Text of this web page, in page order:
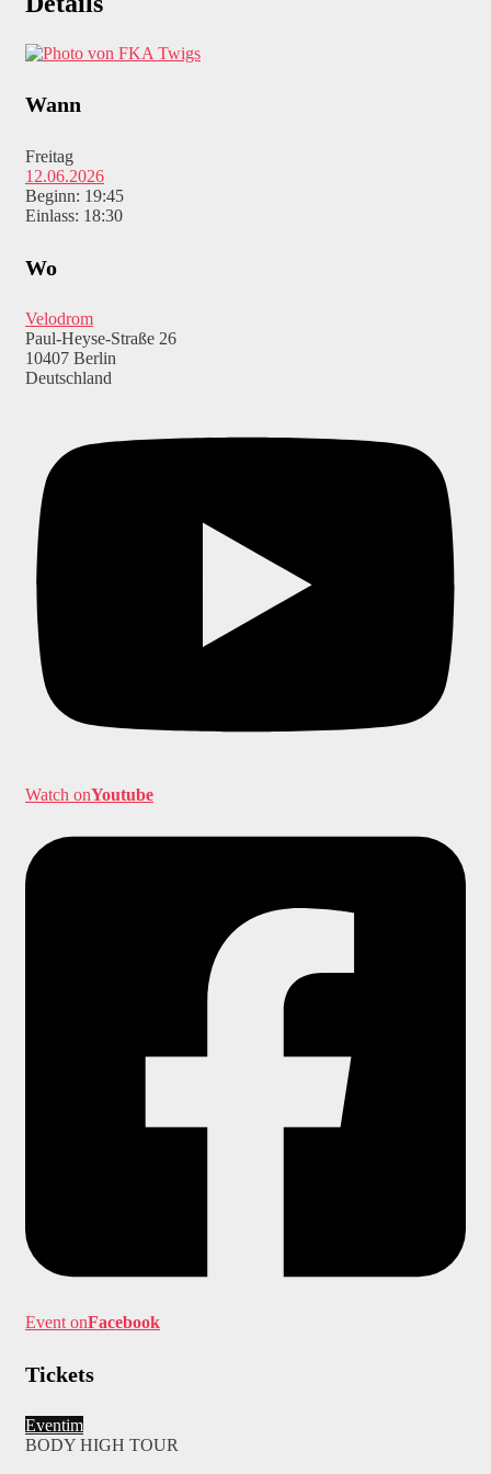
Wann
Freitag
12.06.2026
Beginn: 19:45
Einlass: 18:30
Wo
Velodrom
Paul-Heyse-Straße 26
10407 Berlin
Deutschland
Watch onYoutube
Event onFacebook
Tickets
Eventim
BODY HIGH TOUR